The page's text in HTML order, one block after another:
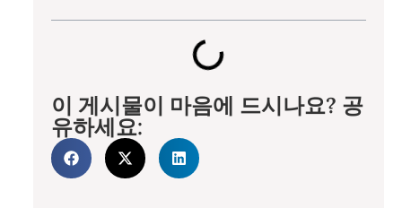
이 게시물이 마음에 드시나요? 공
유하세요: